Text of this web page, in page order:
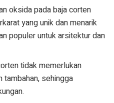
oksida pada baja corten
yang unik dan menarik
populer untuk arsitektur dan
tidak memerlukan
tambahan, sehingga